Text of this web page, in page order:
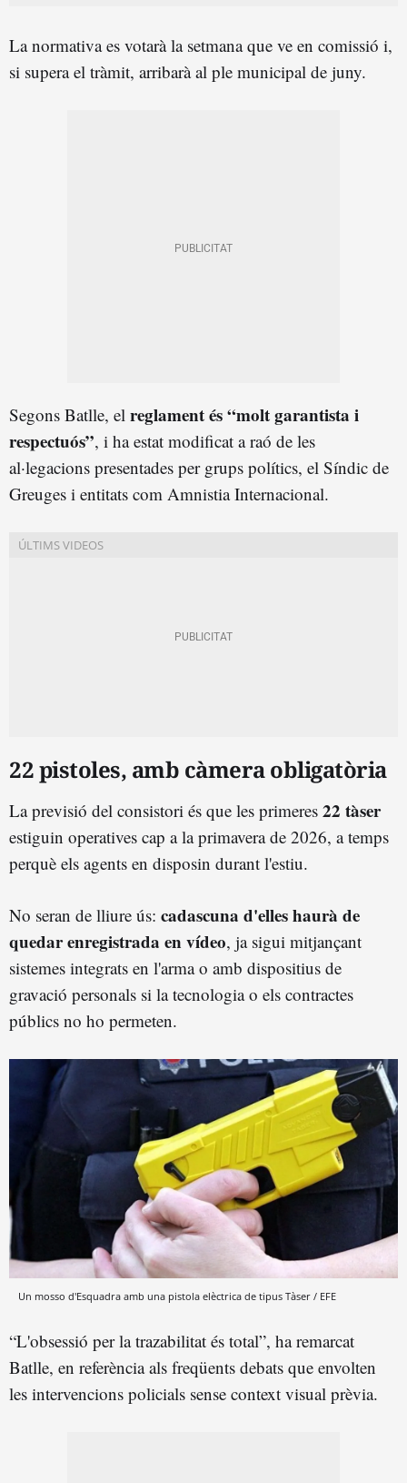
La normativa es votarà la setmana que ve en comissió i,
si supera el tràmit, arribarà al ple municipal de juny.
Segons Batlle, el reglament és “molt garantista i
respectuós”, i ha estat modificat a raó de les
al·legacions presentades per grups polítics, el Síndic de
Greuges i entitats com Amnistia Internacional.
22 pistoles, amb càmera obligatòria
La previsió del consistori és que les primeres 22 tàser
estiguin operatives cap a la primavera de 2026, a temps
perquè els agents en disposin durant l'estiu.
No seran de lliure ús: cadascuna d'elles haurà de
quedar enregistrada en vídeo, ja sigui mitjançant
sistemes integrats en l'arma o amb dispositius de
gravació personals si la tecnologia o els contractes
públics no ho permeten.
Un mosso d'Esquadra amb una pistola elèctrica de tipus Tàser / EFE
“L'obsessió per la trazabilitat és total”, ha remarcat
Batlle, en referència als freqüents debats que envolten
les intervencions policials sense context visual prèvia.